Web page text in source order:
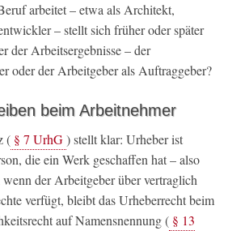
arbeitet – etwa als Architekt,
– stellt sich früher oder später
der Arbeitsergebnisse – der
oder der Arbeitgeber als Auftraggeber?
beim Arbeitnehmer
( § 7 UrhG ) stellt klar: Urheber ist
die ein Werk geschaffen hat – also
der Arbeitgeber über vertraglich
verfügt, bleibt das Urheberrecht beim
auf Namensnennung ( § 13